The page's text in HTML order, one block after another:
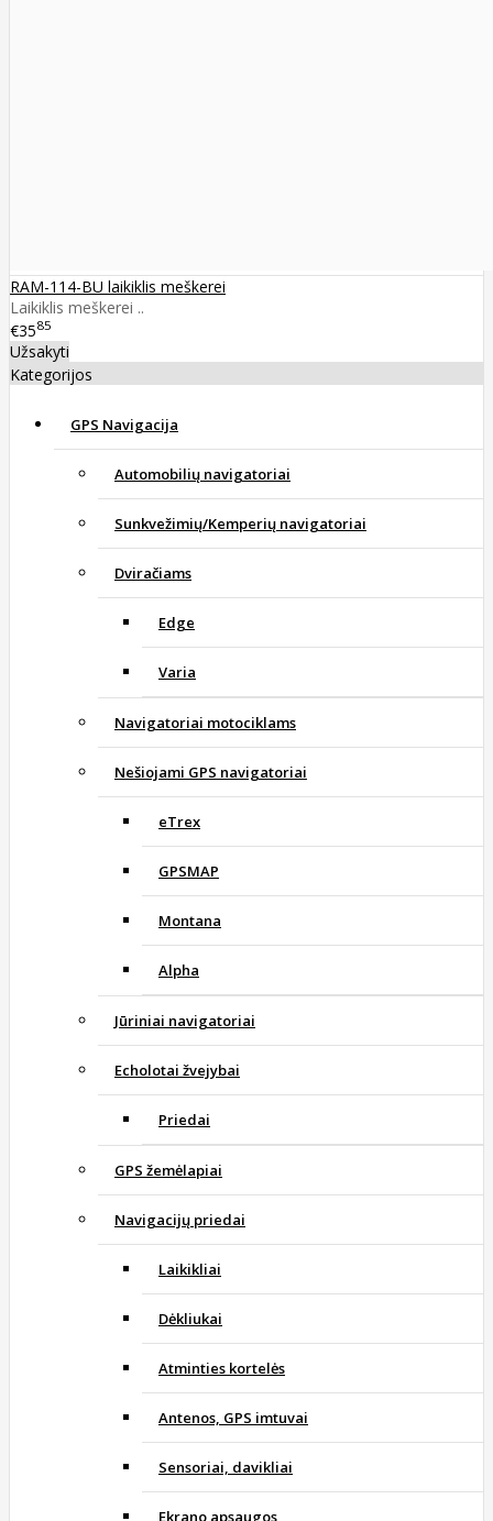
RAM-114-BU laikiklis meškerei
Laikiklis meškerei ..
€3585
Užsakyti
Kategorijos
GPS Navigacija
Automobilių navigatoriai
Sunkvežimių/Kemperių navigatoriai
Dviračiams
Edge
Varia
Navigatoriai motociklams
Nešiojami GPS navigatoriai
eTrex
GPSMAP
Montana
Alpha
Jūriniai navigatoriai
Echolotai žvejybai
Priedai
GPS žemėlapiai
Navigacijų priedai
Laikikliai
Dėkliukai
Atminties kortelės
Antenos, GPS imtuvai
Sensoriai, davikliai